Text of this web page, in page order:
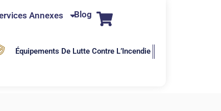
Annexes Blog
Équipements De Lutte Contre L’Incendie